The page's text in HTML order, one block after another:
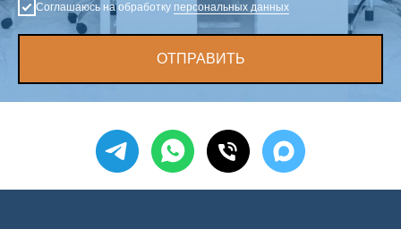
Соглашаюсь на обработку персональных данных
ОТПРАВИТЬ